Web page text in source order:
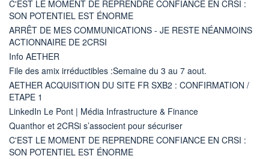
C'EST LE MOMENT DE REPRENDRE CONFIANCE EN CRSI :
SON POTENTIEL EST ÉNORME
ARRÊT DE MES COMMUNICATIONS - JE RESTE NÉANMOINS
ACTIONNAIRE DE 2CRSI
Info AETHER
File des amix irréductibles :Semaine du 3 au 7 aout.
AETHER ACQUISITION DU SITE FR SXB2 : CONFIRMATION /
ETAPE 1
LinkedIn Le Pont | Média Infrastructure & Finance
Quanthor et 2CRSi s’associent pour sécuriser
C'EST LE MOMENT DE REPRENDRE CONFIANCE EN CRSI :
SON POTENTIEL EST ÉNORME